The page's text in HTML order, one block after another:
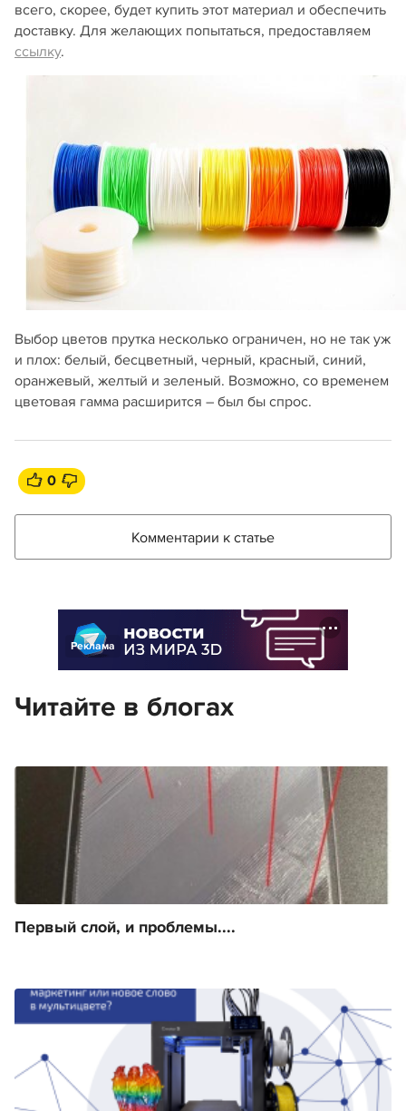
всего, скорее, будет купить этот материал и обеспечить
доставку. Для желающих попытаться, предоставляем
ссылку.
Выбор цветов прутка несколько ограничен, но не так уж
и плох: белый, бесцветный, черный, красный, синий,
оранжевый, желтый и зеленый. Возможно, со временем
цветовая гамма расширится – был бы спрос.
0
Комментарии к статье
Реклама
Читайте в блогах
Первый слой, и проблемы....